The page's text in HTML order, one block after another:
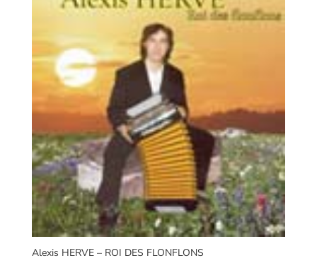
Alexis HERVE – ROI DES FLONFLONS